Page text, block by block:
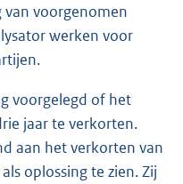
van voorgenomen
werken voor
voorgelegd of het
jaar te verkorten.
aan het verkorten van
oplossing te zien. Zij